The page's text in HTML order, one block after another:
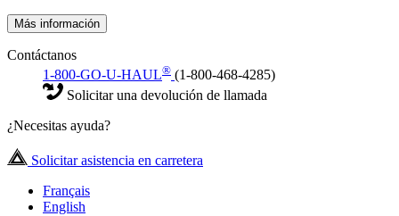
Más información
Contáctanos
1-800-GO-U-HAUL® (1-800-468-4285)
Solicitar una devolución de llamada
¿Necesitas ayuda?
Solicitar asistencia en carretera
Français
English